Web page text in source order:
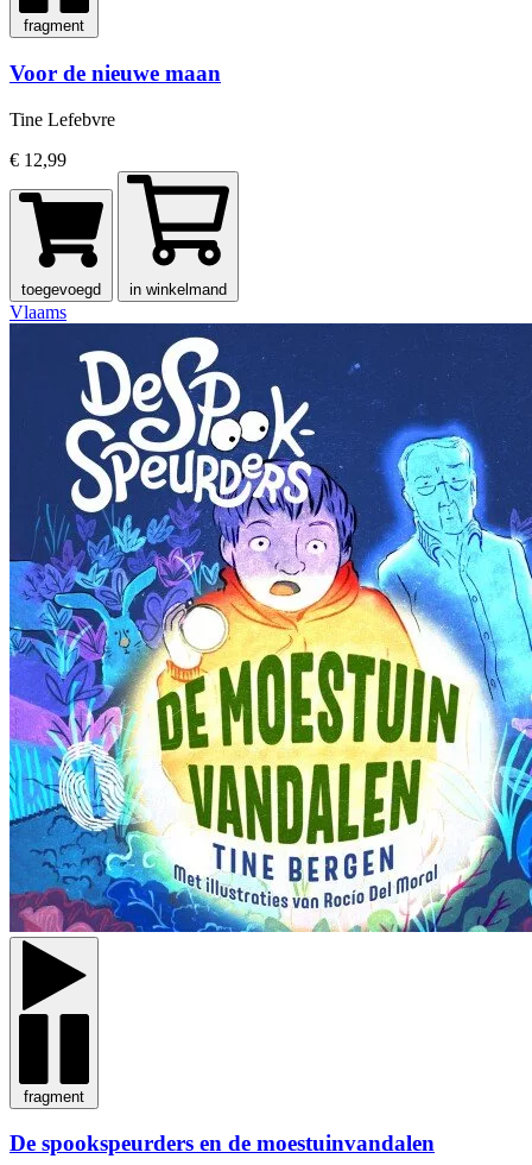
fragment
Voor de nieuwe maan
Tine Lefebvre
€ 12,99
toegevoegd in winkelmand
Vlaams
fragment
De spookspeurders en de moestuinvandalen